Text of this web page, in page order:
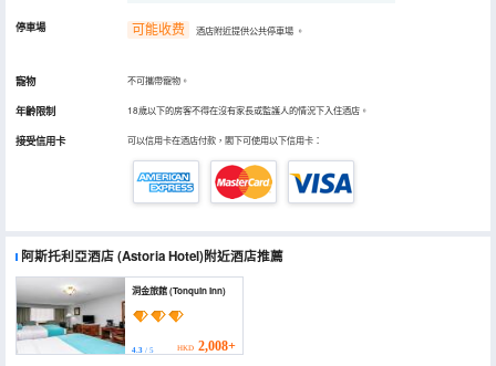
停車場 可能收费 酒店附近提供公共停車場 。
寵物 不可攜帶寵物。
年齡限制 18歲以下的房客不得在沒有家長或監護人的情況下入住酒店。
接受信用卡 可以信用卡在酒店付款，閣下可使用以下信用卡：
阿斯托利亞酒店(Astoria Hotel)附近酒店推薦
洞金旅館 (Tonquin Inn)
4.3 / 5 HKD 2,008+